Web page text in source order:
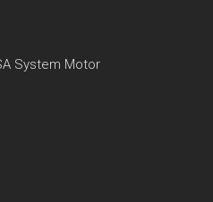
System Motor